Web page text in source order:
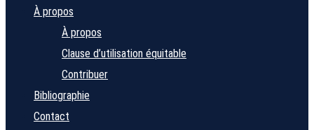
À propos
À propos
Clause d’utilisation équitable
Contribuer
Bibliographie
Contact